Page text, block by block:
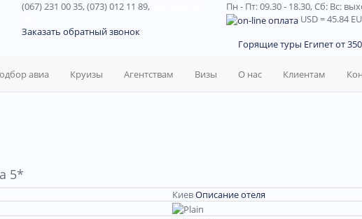
(067) 231 00 35, (073) 012 11 89,
Заказать обратный звонок
Пн - Пт: 09.30 - 18.30,Сб: Вс:
USD= 45.84
Горящие туры Египет от
авиа Круизы Агентствам Визы О нас Клиентам
5*
КиевОписание отеля